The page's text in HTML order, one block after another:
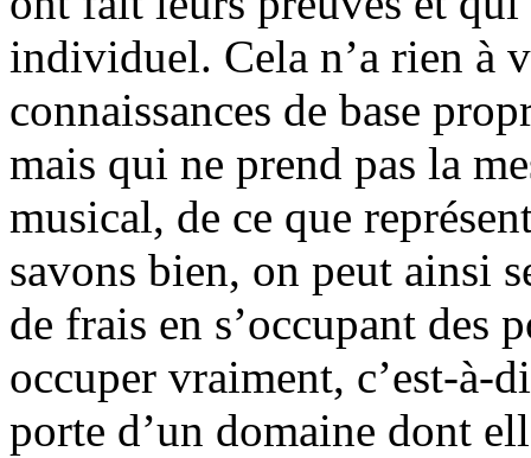
individuel. Cela n’a rien à
connaissances de base
mais qui ne prend pas la
musical, de ce que
savons bien, on peut ainsi
de frais en s’occupant des
occuper vraiment, c’est-à-
porte d’un domaine dont